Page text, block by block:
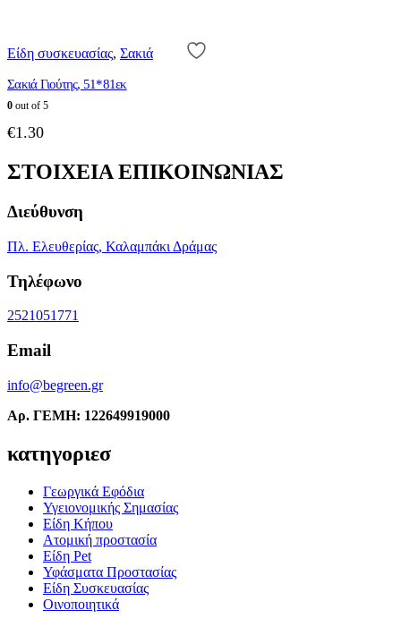
σελίδα
προϊόντος
€12.00
Είδη συσκευασίας, Σακιά
Σακιά Γιούτης, 51*81εκ
0 out of 5
€1.30
ΣΤΟΙΧΕΙΑ ΕΠΙΚΟΙΝΩΝΙΑΣ
Διεύθυνση
Πλ. Ελευθερίας, Καλαμπάκι Δράμας
Τηλέφωνο
2521051771
Email
info@begreen.gr
Αρ. ΓΕΜΗ: 122649919000
κατηγοριεσ
Γεωργικά Εφόδια
Υγειονομικής Σημασίας
Είδη Κήπου
Ατομική προστασία
Είδη Pet
Υφάσματα Προστασίας
Είδη Συσκευασίας
Οινοποιητικά